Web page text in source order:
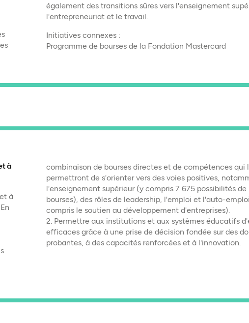
également des transitions sûres vers l'enseignement
l'entrepreneuriat et le travail.
Initiatives connexes :
Programme de bourses de la Fondation Mastercard
à
à
combinaison de bourses directes et de compétences qui
permettront de s'orienter vers des voies positives,
l'enseignement supérieur (y compris 7 675 possibilités de
bourses), des rôles de leadership, l'emploi et l'auto-
compris le soutien au développement d'entreprises).
2. Permettre aux institutions et aux systèmes éducatifs
efficaces grâce à une prise de décision fondée sur des
probantes, à des capacités renforcées et à l'innovation.